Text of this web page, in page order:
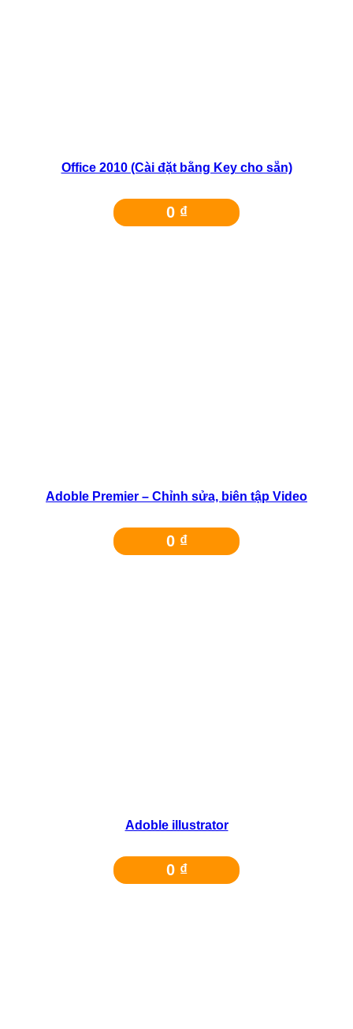
Office 2010 (Cài đặt bằng Key cho sẵn)
0 ₫
Adoble Premier – Chỉnh sửa, biên tập Video
0 ₫
Adoble illustrator
0 ₫